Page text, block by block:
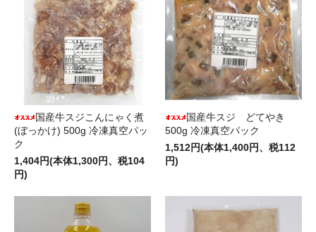
国産牛スジこんにゃく煮
(ぼっかけ) 500g 冷凍真空パッ
ク
1,404円(本体1,300円、税104
円)
国産牛スジ どてやき
500g 冷凍真空パック
1,512円(本体1,400円、税112
円)